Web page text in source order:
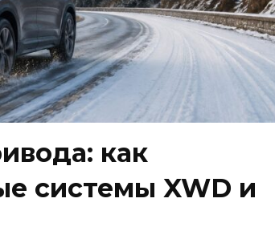
как
системы XWD и